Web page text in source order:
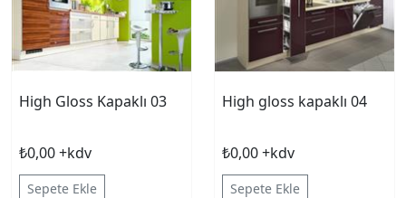
High Gloss Kapaklı 03
₺0,00 +kdv
Sepete Ekle
High gloss kapaklı 04
₺0,00 +kdv
Sepete Ekle